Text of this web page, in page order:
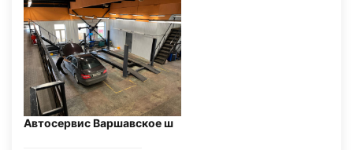
Автосервис Варшавское ш